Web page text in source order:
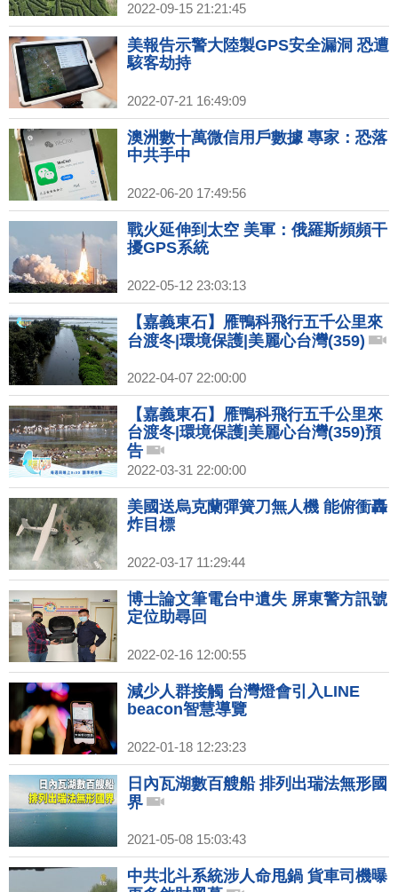
2022-09-15 21:21:45
美報告示警大陸製GPS安全漏洞 恐遭
駭客劫持
2022-07-21 16:49:09
澳洲數十萬微信用戶數據 專家：恐落
中共手中
2022-06-20 17:49:56
戰火延伸到太空 美軍：俄羅斯頻頻干
擾GPS系統
2022-05-12 23:03:13
【嘉義東石】雁鴨科飛行五千公里來
台渡冬|環境保護|美麗心台灣(359)
2022-04-07 22:00:00
【嘉義東石】雁鴨科飛行五千公里來
台渡冬|環境保護|美麗心台灣(359)預
告
2022-03-31 22:00:00
美國送烏克蘭彈簧刀無人機 能俯衝轟
炸目標
2022-03-17 11:29:44
博士論文筆電台中遺失 屏東警方訊號
定位助尋回
2022-02-16 12:00:55
減少人群接觸 台灣燈會引入LINE
beacon智慧導覽
2022-01-18 12:23:23
日內瓦湖數百艘船 排列出瑞法無形國
界
2021-05-08 15:03:43
中共北斗系統涉人命甩鍋 貨車司機曝